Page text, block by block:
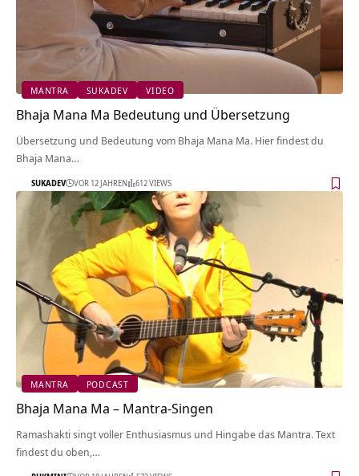
MANTRA SUKADEV VIDEO
Bhaja Mana Ma Bedeutung und Übersetzung
Übersetzung und Bedeutung vom Bhaja Mana Ma. Hier findest du
Bhaja Mana…
SUKADEV VOR 12 JAHREN 612 VIEWS
MANTRA PODCAST
Bhaja Mana Ma – Mantra-Singen
Ramashakti singt voller Enthusiasmus und Hingabe das Mantra. Text
findest du oben,…